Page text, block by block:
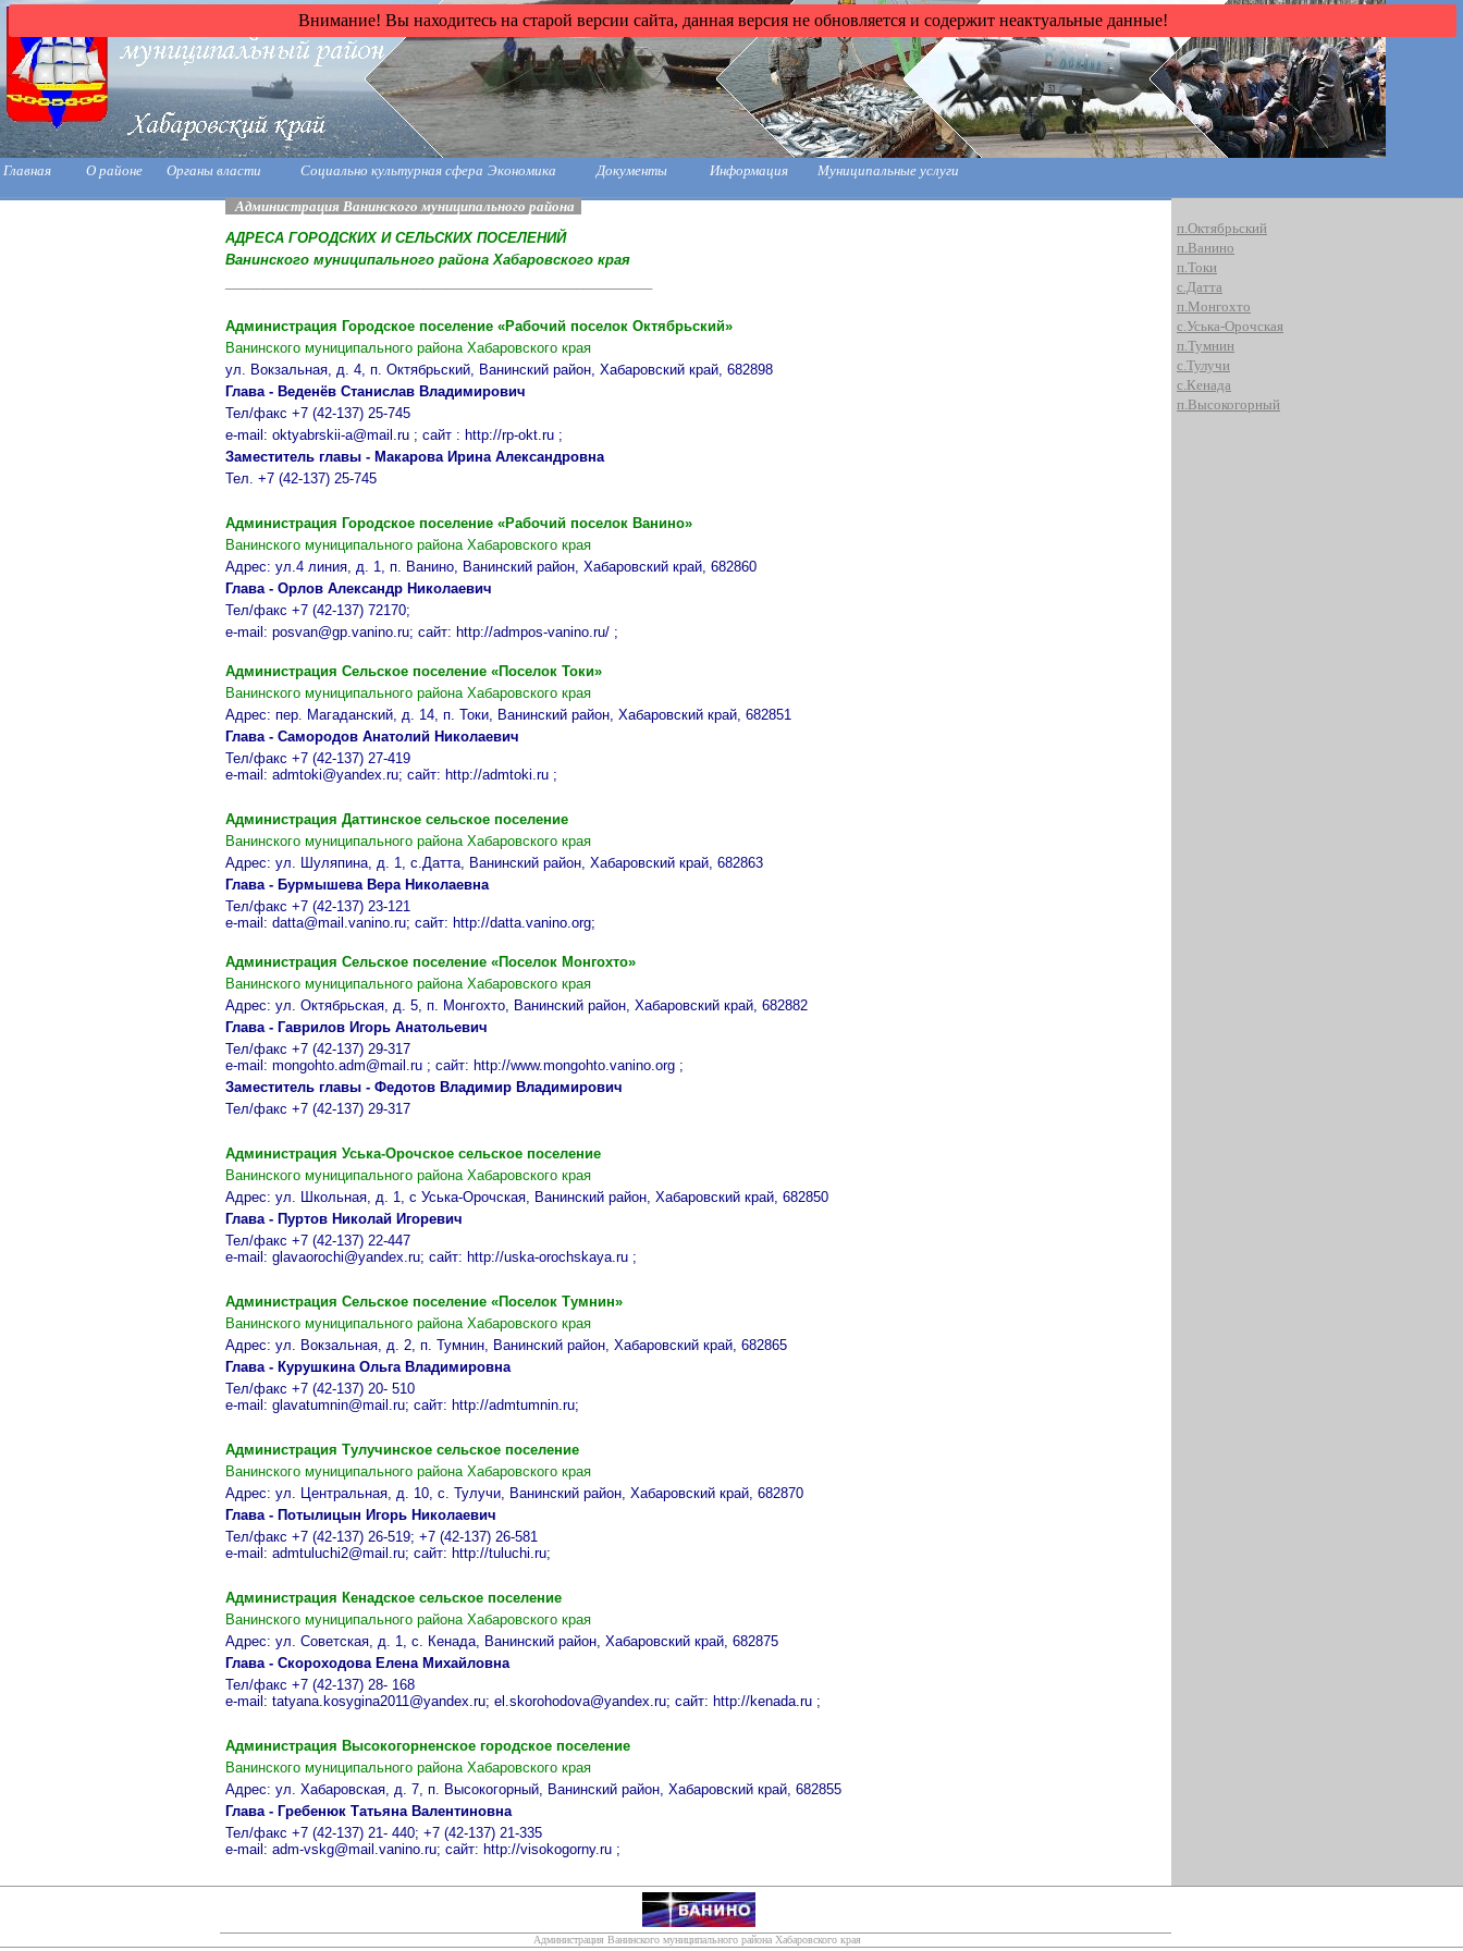
Внимание! Вы находитесь на старой версии сайта, данная версия не обновляется и содержит неактуальные данные!
Главная О районе Органы власти Социально культурная сфера Экономика Документы Информация Муниципальные услуги
Администрация Ванинского муниципального района
АДРЕСА ГОРОДСКИХ И СЕЛЬСКИХ ПОСЕЛЕНИЙ
Ванинского муниципального района Хабаровского края
Администрация Городское поселение «Рабочий поселок Октябрьский»
Ванинского муниципального района Хабаровского края
ул. Вокзальная, д. 4, п. Октябрьский, Ванинский район, Хабаровский край, 682898
Глава - Веденёв Станислав Владимирович
Тел/факс +7 (42-137) 25-745
e-mail: oktyabrskii-a@mail.ru ; сайт : http://rp-okt.ru ;
Заместитель главы - Макарова Ирина Александровна
Тел. +7 (42-137) 25-745
Администрация Городское поселение «Рабочий поселок Ванино»
Ванинского муниципального района Хабаровского края
Адрес: ул.4 линия, д. 1, п. Ванино, Ванинский район, Хабаровский край, 682860
Глава - Орлов Александр Николаевич
Тел/факс +7 (42-137) 72170;
e-mail: posvan@gp.vanino.ru; сайт: http://admpos-vanino.ru/ ;
Администрация Сельское поселение «Поселок Токи»
Ванинского муниципального района Хабаровского края
Адрес: пер. Магаданский, д. 14, п. Токи, Ванинский район, Хабаровский край, 682851
Глава - Самородов Анатолий Николаевич
Тел/факс +7 (42-137) 27-419
e-mail: admtoki@yandex.ru; сайт: http://admtoki.ru ;
Администрация Даттинское сельское поселение
Ванинского муниципального района Хабаровского края
Адрес: ул. Шуляпина, д. 1, с.Датта, Ванинский район, Хабаровский край, 682863
Глава - Бурмышева Вера Николаевна
Тел/факс +7 (42-137) 23-121
e-mail: datta@mail.vanino.ru; сайт: http://datta.vanino.org;
Администрация Сельское поселение «Поселок Монгохто»
Ванинского муниципального района Хабаровского края
Адрес: ул. Октябрьская, д. 5, п. Монгохто, Ванинский район, Хабаровский край, 682882
Глава - Гаврилов Игорь Анатольевич
Тел/факс +7 (42-137) 29-317
e-mail: mongohto.adm@mail.ru ; сайт: http://www.mongohto.vanino.org ;
Заместитель главы - Федотов Владимир Владимирович
Тел/факс +7 (42-137) 29-317
Администрация Уська-Орочское сельское поселение
Ванинского муниципального района Хабаровского края
Адрес: ул. Школьная, д. 1, с Уська-Орочская, Ванинский район, Хабаровский край, 682850
Глава - Пуртов Николай Игоревич
Тел/факс +7 (42-137) 22-447
e-mail: glavaorochi@yandex.ru; сайт: http://uska-orochskaya.ru ;
Администрация Сельское поселение «Поселок Тумнин»
Ванинского муниципального района Хабаровского края
Адрес: ул. Вокзальная, д. 2, п. Тумнин, Ванинский район, Хабаровский край, 682865
Глава - Курушкина Ольга Владимировна
Тел/факс +7 (42-137) 20- 510
e-mail: glavatumnin@mail.ru; сайт: http://admtumnin.ru;
Администрация Тулучинское сельское поселение
Ванинского муниципального района Хабаровского края
Адрес: ул. Центральная, д. 10, с. Тулучи, Ванинский район, Хабаровский край, 682870
Глава - Потылицын Игорь Николаевич
Тел/факс +7 (42-137) 26-519; +7 (42-137) 26-581
e-mail: admtuluchi2@mail.ru; сайт: http://tuluchi.ru;
Администрация Кенадское сельское поселение
Ванинского муниципального района Хабаровского края
Адрес: ул. Советская, д. 1, с. Кенада, Ванинский район, Хабаровский край, 682875
Глава - Скороходова Елена Михайловна
Тел/факс +7 (42-137) 28- 168
e-mail: tatyana.kosygina2011@yandex.ru; el.skorohodova@yandex.ru; сайт: http://kenada.ru ;
Администрация Высокогорненское городское поселение
Ванинского муниципального района Хабаровского края
Адрес: ул. Хабаровская, д. 7, п. Высокогорный, Ванинский район, Хабаровский край, 682855
Глава - Гребенюк Татьяна Валентиновна
Тел/факс +7 (42-137) 21- 440; +7 (42-137) 21-335
e-mail: adm-vskg@mail.vanino.ru; сайт: http://visokogorny.ru ;
п.Октябрьский
п.Ванино
п.Токи
с.Датта
п.Монгохто
с.Уська-Орочская
п.Тумнин
с.Тулучи
с.Кенада
п.Высокогорный
Администрация Ванинского муниципального района Хабаровского края